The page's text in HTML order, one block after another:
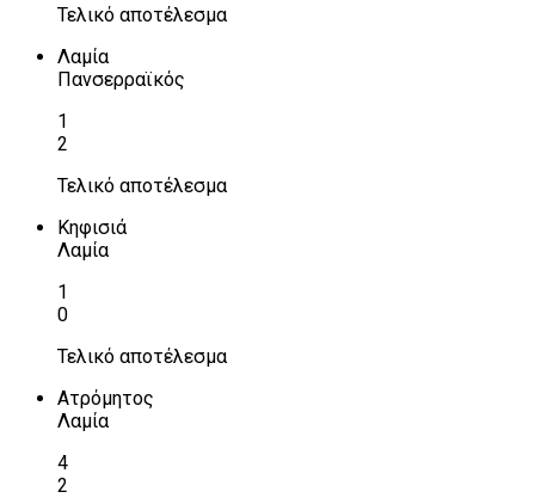
Τελικό αποτέλεσμα
Λαμία
Πανσερραϊκός
1
2
Τελικό αποτέλεσμα
Κηφισιά
Λαμία
1
0
Τελικό αποτέλεσμα
Ατρόμητος
Λαμία
4
2